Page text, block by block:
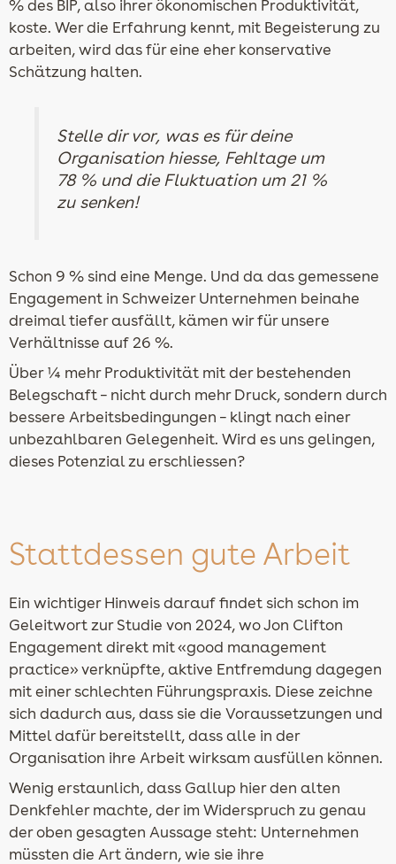
% des BIP, also ihrer ökonomischen Produktivität,
koste. Wer die Erfahrung kennt, mit Begeisterung zu
arbeiten, wird das für eine eher konservative
Schätzung halten.
Stelle dir vor, was es für deine
Organisation hiesse, Fehltage um
78 % und die Fluktuation um 21 %
zu senken!
Schon 9 % sind eine Menge. Und da das gemessene
Engagement in Schweizer Unternehmen beinahe
dreimal tiefer ausfällt, kämen wir für unsere
Verhältnisse auf 26 %.
Über ¼ mehr Produktivität mit der bestehenden
Belegschaft – nicht durch mehr Druck, sondern durch
bessere Arbeitsbedingungen – klingt nach einer
unbezahlbaren Gelegenheit. Wird es uns gelingen,
dieses Potenzial zu erschliessen?
Stattdessen gute Arbeit
Ein wichtiger Hinweis darauf findet sich schon im
Geleitwort zur Studie von 2024, wo Jon Clifton
Engagement direkt mit «good management
practice» verknüpfte, aktive Entfremdung dagegen
mit einer schlechten Führungspraxis. Diese zeichne
sich dadurch aus, dass sie die Voraussetzungen und
Mittel dafür bereitstellt, dass alle in der
Organisation ihre Arbeit wirksam ausfüllen können.
Wenig erstaunlich, dass Gallup hier den alten
Denkfehler machte, der im Widerspruch zu genau
der oben gesagten Aussage steht: Unternehmen
müssten die Art ändern, wie sie ihre